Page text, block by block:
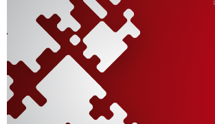
Circuits touristiques
Tourisme
Régions